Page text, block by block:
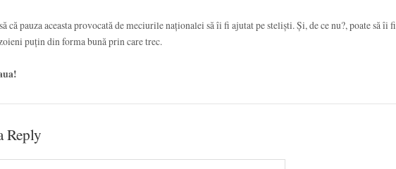
că pauza aceasta provocată de meciurile naționalei să îi fi ajutat pe steliști. Și, de ce nu?, poate să îi fi
puțin din forma bună prin care trec.
Reply